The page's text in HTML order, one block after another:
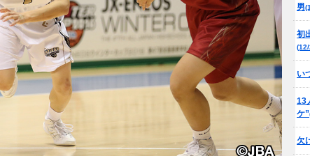
男
初
い
13
ケ”
欠